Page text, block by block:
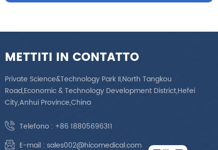
METTITI IN CONTATTO
Private Science&Technology Park II,North Tangkou
Road,Economic & Technology Development District,Hefei
City,Anhui Province,China
Telefono : +86 18805696311
E-mail : sales002@hicomedical.com